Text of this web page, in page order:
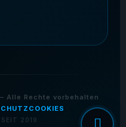
Alle Rechte vorbehalten
COOKIES
SEIT 2019